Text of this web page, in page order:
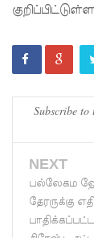
கோ
தண்ட
குறைக்கப்
படுவதற்
கோ
வாய்ப்பு
குறைவு -
Subscribe
NEXT
பல்லேகம
தேரருக்கு
பாதிக்கப்பட்ட